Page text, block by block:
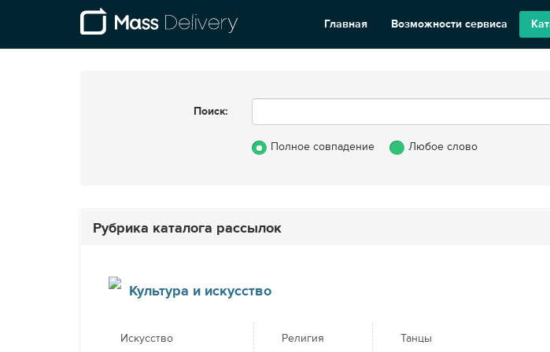
Главная Возможности сервиса
Поиск:
Полное совпадение Любое слово
Рубрика каталога рассылок
Культура и искусство
Искусство Религия Танцы